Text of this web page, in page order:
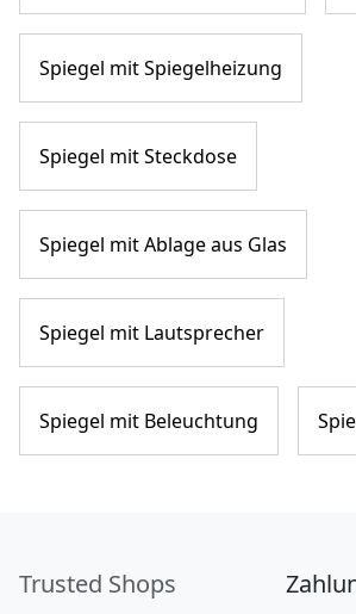
Spiegel mit Spiegelheizung
Spiegel mit Steckdose
Spiegel mit Ablage aus Glas
Spiegel mit Lautsprecher
Spiegel mit Beleuchtung
Trusted Shops